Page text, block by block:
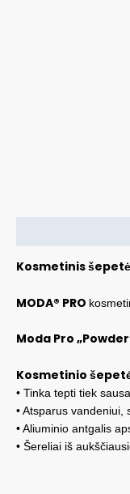
Kosmetinis
MODA® PRO
Moda Pro
Kosmetinio
• Tinka tepti tiek
• Atsparus
• Aliuminio antgalis
• Šereliai iš